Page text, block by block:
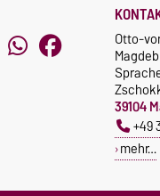
Otto-
39104
+49
mehr…